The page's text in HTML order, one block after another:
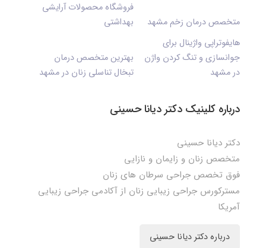
متخصص درمان زخم مشهد
فروشگاه محصولات آرایشی
بهداشتی
هایفوتراپی واژینال برای
جوانسازی و تنگ کردن واژن
در مشهد
بهترین متخصص درمان
تبخال تناسلی زنان در مشهد
درباره کلینیک دکتر دیانا حسینی
دکتر دیانا حسینی
متخصص زنان و زایمان و نازایی
فوق تخصص جراحی سرطان های زنان
مسترکورس جراحی زیبایی زنان از آکادمی جراحی زیبایی
آمریکا
درباره دکتر دیانا حسینی